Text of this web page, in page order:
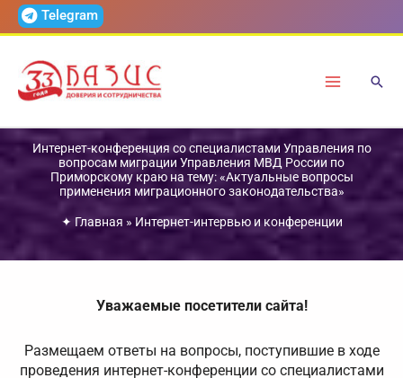
ПерейтиTelegram
Интернет-конференция со специалистами Управления по
вопросам миграции Управления МВД России по
Приморскому краю на тему: «Актуальные вопросы
применения миграционного законодательства»
✦ Главная » Интернет-интервью и конференции
Уважаемые посетители сайта!
Размещаем ответы на вопросы, поступившие в ходе
проведения интернет-конференции со специалистами